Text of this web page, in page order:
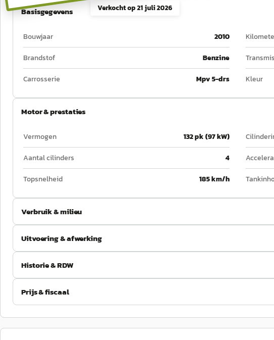
Verkocht op21 juli 2026
Basisgegevens
Bouwjaar 2010
Brandstof
Benzine
Carrosserie
Mpv 5-drs Kleur
Motor & prestaties
Vermogen 132 pk (97 kW)
Aantal cilinders
4
Topsnelheid
185 km/h
Verbruik & milieu
Uitvoering & afwerking
Historie & RDW
Prijs & fiscaal